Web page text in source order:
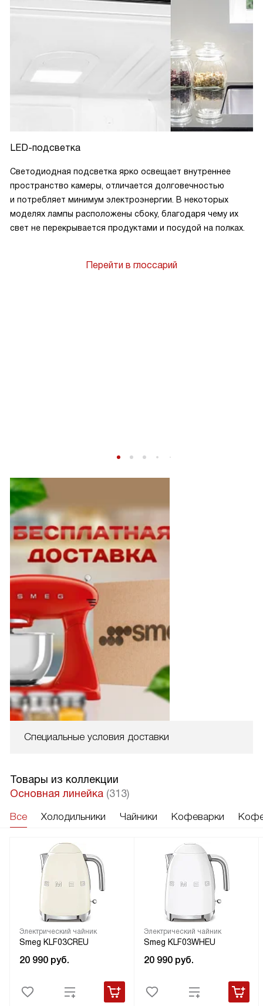
LED-подсветка
Светодиодная подсветка ярко освещает внутреннее
пространство камеры, отличается долговечностью
и потребляет минимум электроэнергии. В некоторых
моделях лампы расположены сбоку, благодаря чему их
свет не перекрывается продуктами и посудой на полках.
Перейти в глоссарий
Специальные условия доставки
Товары из коллекции
Основная линейка (313)
Все Холодильники Чайники Кофеварки
Электрический чайник
Smeg KLF03CREU
20 990 руб.
Электрический чайник
Smeg KLF03WHEU
20 990 руб.